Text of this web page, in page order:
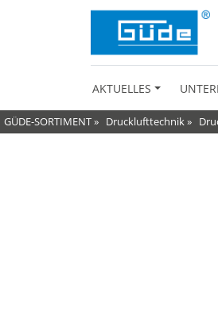
AKTUELLES
GÜDE-SORTIMENT» Drucklufttechnik»